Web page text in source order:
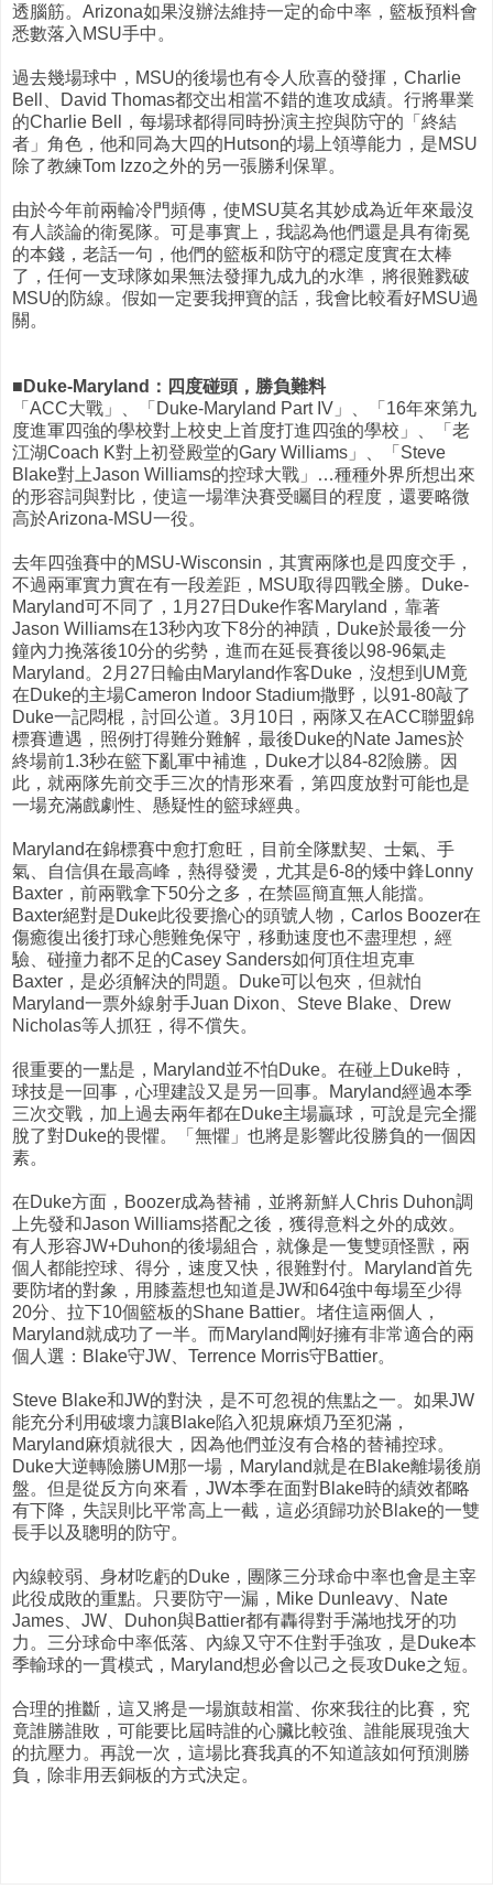
透腦筋。Arizona如果沒辦法維持一定的命中率，籃板預料會
悉數落入MSU手中。
過去幾場球中，MSU的後場也有令人欣喜的發揮，Charlie
Bell、David Thomas都交出相當不錯的進攻成績。行將畢業
的Charlie Bell，每場球都得同時扮演主控與防守的「終結
者」角色，他和同為大四的Hutson的場上領導能力，是MSU
除了教練Tom Izzo之外的另一張勝利保單。
由於今年前兩輪冷門頻傳，使MSU莫名其妙成為近年來最沒
有人談論的衛冕隊。可是事實上，我認為他們還是具有衛冕
的本錢，老話一句，他們的籃板和防守的穩定度實在太棒
了，任何一支球隊如果無法發揮九成九的水準，將很難戮破
MSU的防線。假如一定要我押寶的話，我會比較看好MSU過
關。
■Duke-Maryland：四度碰頭，勝負難料
「ACC大戰」、「Duke-Maryland Part IV」、「16年來第九
度進軍四強的學校對上校史上首度打進四強的學校」、「老
江湖Coach K對上初登殿堂的Gary Williams」、「Steve
Blake對上Jason Williams的控球大戰」…種種外界所想出來
的形容詞與對比，使這一場準決賽受矚目的程度，還要略微
高於Arizona-MSU一役。
去年四強賽中的MSU-Wisconsin，其實兩隊也是四度交手，
不過兩軍實力實在有一段差距，MSU取得四戰全勝。Duke-
Maryland可不同了，1月27日Duke作客Maryland，靠著
Jason Williams在13秒內攻下8分的神蹟，Duke於最後一分
鐘內力挽落後10分的劣勢，進而在延長賽後以98-96氣走
Maryland。2月27日輪由Maryland作客Duke，沒想到UM竟
在Duke的主場Cameron Indoor Stadium撒野，以91-80敲了
Duke一記悶棍，討回公道。3月10日，兩隊又在ACC聯盟錦
標賽遭遇，照例打得難分難解，最後Duke的Nate James於
終場前1.3秒在籃下亂軍中補進，Duke才以84-82險勝。因
此，就兩隊先前交手三次的情形來看，第四度放對可能也是
一場充滿戲劇性、懸疑性的籃球經典。
Maryland在錦標賽中愈打愈旺，目前全隊默契、士氣、手
氣、自信俱在最高峰，熱得發燙，尤其是6-8的矮中鋒Lonny
Baxter，前兩戰拿下50分之多，在禁區簡直無人能擋。
Baxter絕對是Duke此役要擔心的頭號人物，Carlos Boozer在
傷癒復出後打球心態難免保守，移動速度也不盡理想，經
驗、碰撞力都不足的Casey Sanders如何頂住坦克車
Baxter，是必須解決的問題。Duke可以包夾，但就怕
Maryland一票外線射手Juan Dixon、Steve Blake、Drew
Nicholas等人抓狂，得不償失。
很重要的一點是，Maryland並不怕Duke。在碰上Duke時，
球技是一回事，心理建設又是另一回事。Maryland經過本季
三次交戰，加上過去兩年都在Duke主場贏球，可說是完全擺
脫了對Duke的畏懼。「無懼」也將是影響此役勝負的一個因
素。
在Duke方面，Boozer成為替補，並將新鮮人Chris Duhon調
上先發和Jason Williams搭配之後，獲得意料之外的成效。
有人形容JW+Duhon的後場組合，就像是一隻雙頭怪獸，兩
個人都能控球、得分，速度又快，很難對付。Maryland首先
要防堵的對象，用膝蓋想也知道是JW和64強中每場至少得
20分、拉下10個籃板的Shane Battier。堵住這兩個人，
Maryland就成功了一半。而Maryland剛好擁有非常適合的兩
個人選：Blake守JW、Terrence Morris守Battier。
Steve Blake和JW的對決，是不可忽視的焦點之一。如果JW
能充分利用破壞力讓Blake陷入犯規麻煩乃至犯滿，
Maryland麻煩就很大，因為他們並沒有合格的替補控球。
Duke大逆轉險勝UM那一場，Maryland就是在Blake離場後崩
盤。但是從反方向來看，JW本季在面對Blake時的績效都略
有下降，失誤則比平常高上一截，這必須歸功於Blake的一雙
長手以及聰明的防守。
內線較弱、身材吃虧的Duke，團隊三分球命中率也會是主宰
此役成敗的重點。只要防守一漏，Mike Dunleavy、Nate
James、JW、Duhon與Battier都有轟得對手滿地找牙的功
力。三分球命中率低落、內線又守不住對手強攻，是Duke本
季輸球的一貫模式，Maryland想必會以己之長攻Duke之短。
合理的推斷，這又將是一場旗鼓相當、你來我往的比賽，究
竟誰勝誰敗，可能要比屆時誰的心臟比較強、誰能展現強大
的抗壓力。再說一次，這場比賽我真的不知道該如何預測勝
負，除非用丟銅板的方式決定。